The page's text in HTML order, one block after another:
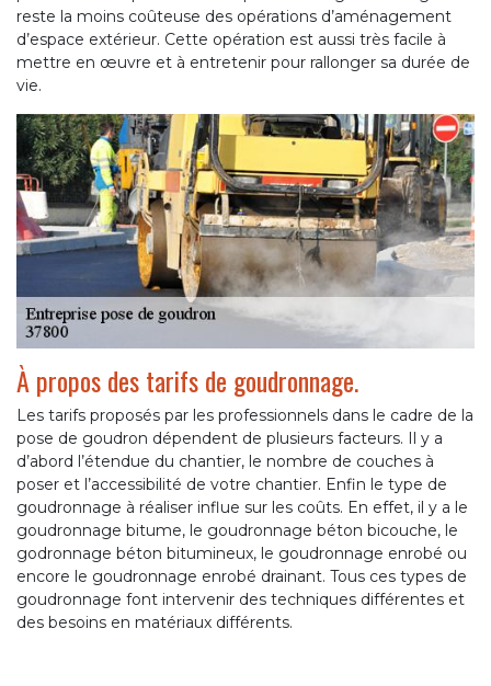
reste la moins coûteuse des opérations d’aménagement
d’espace extérieur. Cette opération est aussi très facile à
mettre en œuvre et à entretenir pour rallonger sa durée de
vie.
À propos des tarifs de goudronnage.
Les tarifs proposés par les professionnels dans le cadre de la
pose de goudron dépendent de plusieurs facteurs. Il y a
d’abord l’étendue du chantier, le nombre de couches à
poser et l’accessibilité de votre chantier. Enfin le type de
goudronnage à réaliser influe sur les coûts. En effet, il y a le
goudronnage bitume, le goudronnage béton bicouche, le
godronnage béton bitumineux, le goudronnage enrobé ou
encore le goudronnage enrobé drainant. Tous ces types de
goudronnage font intervenir des techniques différentes et
des besoins en matériaux différents.